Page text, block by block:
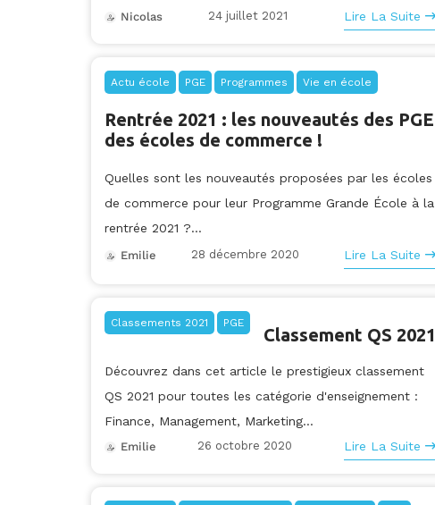
Nicolas 24 juillet 2021 Lire La Suite
Actu école PGE Programmes Vie en école
Rentrée 2021 : les nouveautés des PGE
des écoles de commerce !
Quelles sont les nouveautés proposées par les écoles
de commerce pour leur Programme Grande École à la
rentrée 2021 ?...
Emilie 28 décembre 2020 Lire La Suite
Classements 2021 PGE
Classement QS 2021
Découvrez dans cet article le prestigieux classement
QS 2021 pour toutes les catégorie d'enseignement :
Finance, Management, Marketing...
Emilie 26 octobre 2020 Lire La Suite